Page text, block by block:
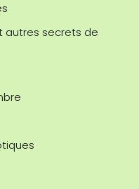
autres secrets de